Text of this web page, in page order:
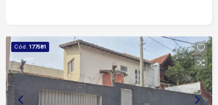
Sorocaba 15 minutos da Avenida Dom Aguirre,
com acesso à região central e a outras áreas da
cidade A proximidade com a Avenida Três de
Março, a apenas 500 metros, facilita o
deslocamento para bairros da região e oferece
acesso rápido a comércios e serviços do dia a
Cód. 177581